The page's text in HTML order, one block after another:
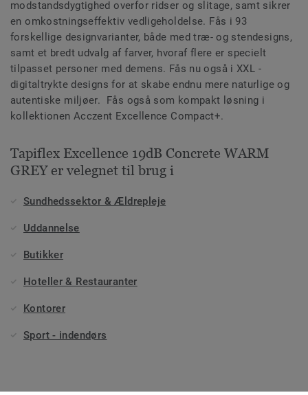
modstandsdygtighed overfor ridser og slitage, samt sikrer
en omkostningseffektiv vedligeholdelse. Fås i 93
forskellige designvarianter, både med træ- og stendesigns,
samt et bredt udvalg af farver, hvoraf flere er specielt
tilpasset personer med demens. Fås nu også i XXL -
digitaltrykte designs for at skabe endnu mere naturlige og
autentiske miljøer. Fås også som kompakt løsning i
kollektionen Acczent Excellence Compact+.
Tapiflex Excellence 19dB Concrete WARM
GREY er velegnet til brug i
Sundhedssektor & Ældrepleje
Uddannelse
Butikker
Hoteller & Restauranter
Kontorer
Sport - indendørs